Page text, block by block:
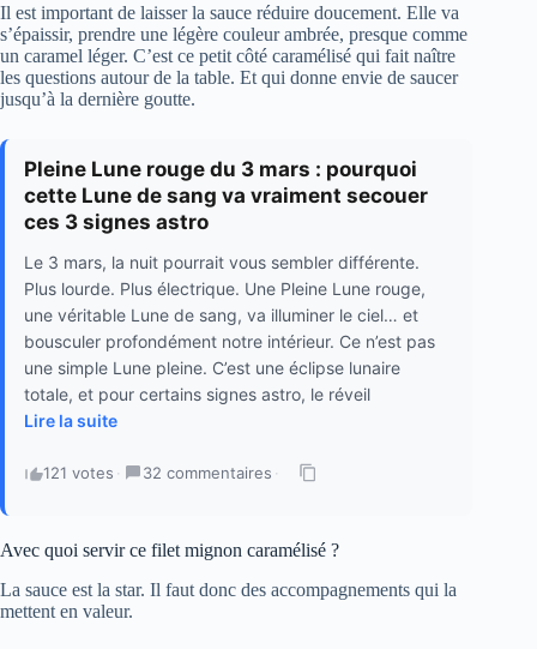
Il est important de laisser la sauce réduire doucement. Elle va
s’épaissir, prendre une légère couleur ambrée, presque comme
un caramel léger. C’est ce petit côté caramélisé qui fait naître
les questions autour de la table. Et qui donne envie de saucer
jusqu’à la dernière goutte.
Pleine Lune rouge du 3 mars : pourquoi
cette Lune de sang va vraiment secouer
ces 3 signes astro
Le 3 mars, la nuit pourrait vous sembler différente.
Plus lourde. Plus électrique. Une Pleine Lune rouge,
une véritable Lune de sang, va illuminer le ciel… et
bousculer profondément notre intérieur. Ce n’est pas
une simple Lune pleine. C’est une éclipse lunaire
totale, et pour certains signes astro, le réveil
Lire la suite
121 votes · 32 commentaires ·
Avec quoi servir ce filet mignon caramélisé ?
La sauce est la star. Il faut donc des accompagnements qui la
mettent en valeur.